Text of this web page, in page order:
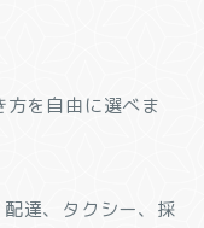
を自由に選べま
達、タクシー、採